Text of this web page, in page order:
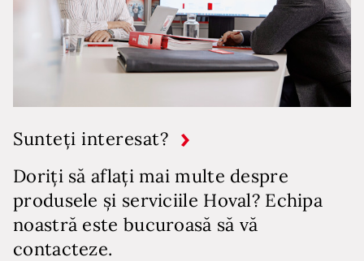
Sunteți interesat?
Doriți să aflați mai multe despre
produsele și serviciile Hoval? Echipa
noastră este bucuroasă să vă
contacteze.